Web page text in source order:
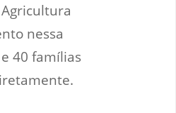
nessa
40 famílias